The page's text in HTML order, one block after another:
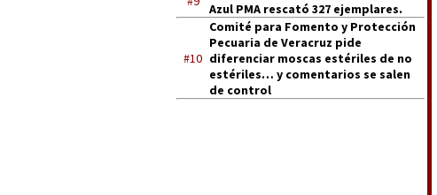
Azul PMA rescató 327 ejemplares.
#10
Comité para Fomento y Protección
Pecuaria de Veracruz pide
diferenciar moscas estériles de no
estériles… y comentarios se salen
de control